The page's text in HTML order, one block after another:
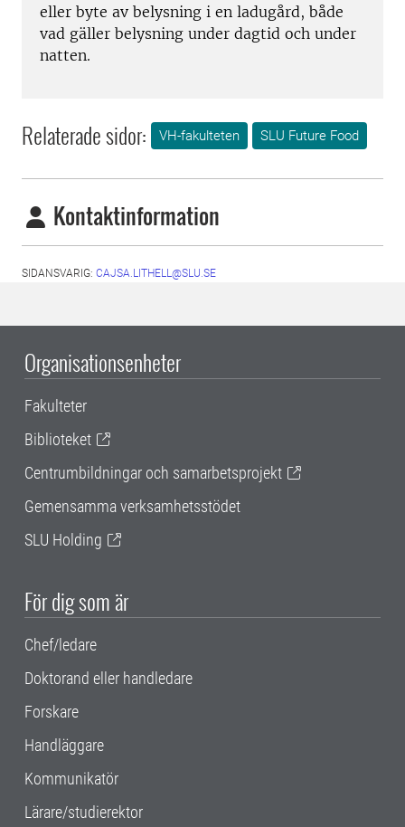
eller byte av belysning i en ladugård, både
vad gäller belysning under dagtid och under
natten.
Relaterade sidor: VH-fakulteten SLU Future Food
Kontaktinformation
SIDANSVARIG: CAJSA.LITHELL@SLU.SE
Organisationsenheter
Fakulteter
Biblioteket
Centrumbildningar och samarbetsprojekt
Gemensamma verksamhetsstödet
SLU Holding
För dig som är
Chef/ledare
Doktorand eller handledare
Forskare
Handläggare
Kommunikatör
Lärare/studierektor